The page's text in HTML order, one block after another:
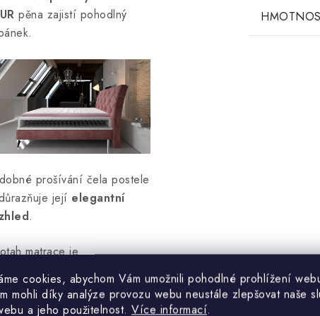
cookies, abychom Vám umožnili pohodlné prohlížení
mohli díky analýze provozu webu neustále zlepšovat naše
a jeho použitelnost. Více informací.
pěna zajistí pohodlný
prošívání čela postele
její elegantní
.
matrace je
hypoalergenní a lze jej prát v